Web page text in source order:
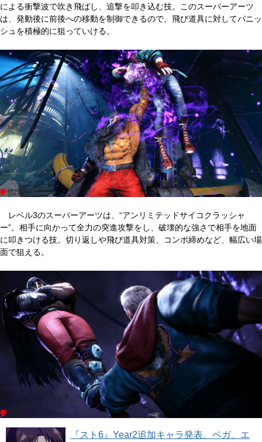
による衝撃波で吹き飛ばし、追撃を叩き込む技。このスーパーアーツ
は、発動後に前後への移動を制御できるので、飛び道具に対してパニッ
シュを積極的に狙っていける。
レベル3のスーパーアーツは、“アンリミテッドサイコクラッシャ
ー”。相手に向かって全力の突進攻撃をし、破壊的な強さで相手を地面
に叩きつける技。切り返しや飛び道具対策、コンボ締めなど、幅広い場
面で狙える。
『スト6』Year2追加キャラ発表。ベガ、エ